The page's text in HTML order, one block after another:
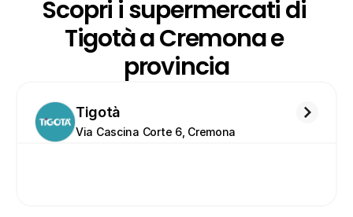
Scopri i supermercati di
Tigotà a Cremona e
provincia
Tigotà
Via Cascina Corte 6, Cremona